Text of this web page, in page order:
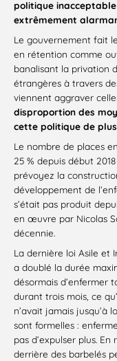
politique
extrêmement
Le gouvernement fait
en rétention comme
banalisant la privation
étrangères à travers
viennent aggraver
disproportion des
cette politique de
Le nombre de places
25 % depuis début
prévoyez la
développement de
s’était pas produit
en œuvre par Nicolas
décennie.
La dernière loi Asile et
a doublé la durée
désormais d’enfermer
durant trois mois, ce
n’avait jamais jusqu’à
sont formelles :
pas d’expulser plus.
derrière des barbelés